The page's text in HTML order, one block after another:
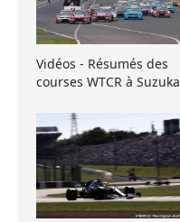
Vidéos - Résumés des
courses WTCR à Suzuka